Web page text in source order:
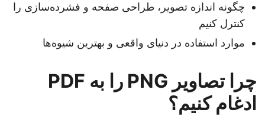
چگونه اندازه تصویر، طراحی صفحه و فشرده‌سازی را
کنترل کنیم
موارد استفاده در دنیای واقعی و بهترین شیوه‌ها
چرا تصاویر PNG را به PDF
ادغام کنیم؟